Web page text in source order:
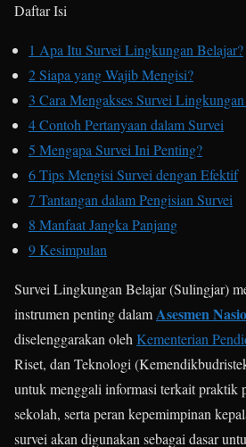
Daftar Isi
1 Apa Itu Survei Lingkungan Belajar?
2Siapa yang Wajib Mengisi?
3 Cara Mengakses Survei
4Contoh Pertanyaan dalam Survei
5 Mengapa Survei Ini Penting?
6Tips Mengisi Survei dengan Efektif
7 Tantangan dalam Pengisian Survei
8 Manfaat Jangka Panjang
9Kesimpulan
Survei Lingkungan Belajar (Sulingjar)
instrumen penting dalamAsesmen
diselenggarakan oleh Kementerian
Riset, dan Teknologi
untuk menggali informasi terkait praktik
sekolah, serta peran kepemimpinan
survei akan digunakan sebagai dasar